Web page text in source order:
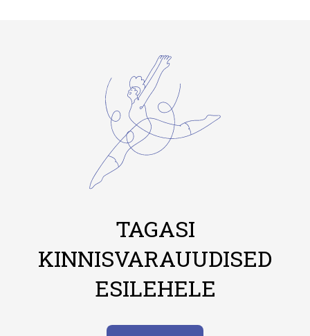
TAGASI
KINNISVARAUUDISED
ESILEHELE